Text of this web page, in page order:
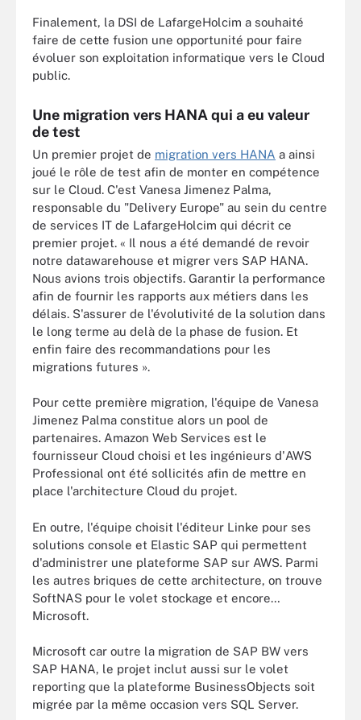
Finalement, la DSI de LafargeHolcim a souhaité
faire de cette fusion une opportunité pour faire
évoluer son exploitation informatique vers le Cloud
public.
Une migration vers HANA qui a eu valeur
de test
Un premier projet de migration vers HANA a ainsi
joué le rôle de test afin de monter en compétence
sur le Cloud. C'est Vanesa Jimenez Palma,
responsable du "Delivery Europe" au sein du centre
de services IT de LafargeHolcim qui décrit ce
premier projet. « Il nous a été demandé de revoir
notre datawarehouse et migrer vers SAP HANA.
Nous avions trois objectifs. Garantir la performance
afin de fournir les rapports aux métiers dans les
délais. S'assurer de l'évolutivité de la solution dans
le long terme au delà de la phase de fusion. Et
enfin faire des recommandations pour les
migrations futures ».
Pour cette première migration, l'équipe de Vanesa
Jimenez Palma constitue alors un pool de
partenaires. Amazon Web Services est le
fournisseur Cloud choisi et les ingénieurs d'AWS
Professional ont été sollicités afin de mettre en
place l'architecture Cloud du projet.
En outre, l'équipe choisit l'éditeur Linke pour ses
solutions console et Elastic SAP qui permettent
d'administrer une plateforme SAP sur AWS. Parmi
les autres briques de cette architecture, on trouve
SoftNAS pour le volet stockage et encore…
Microsoft.
Microsoft car outre la migration de SAP BW vers
SAP HANA, le projet inclut aussi sur le volet
reporting que la plateforme BusinessObjects soit
migrée par la même occasion vers SQL Server.